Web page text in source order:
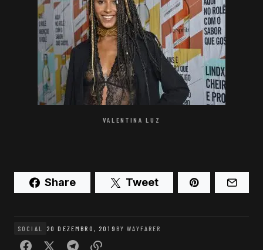
VALENTINA LUZ
Share Tweet
SOCIAL 20 DEZEMBRO, 2019 BY WAYFARER